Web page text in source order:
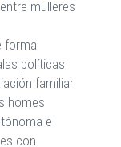
mulleres
forma
políticas
familiar
homes
e
con